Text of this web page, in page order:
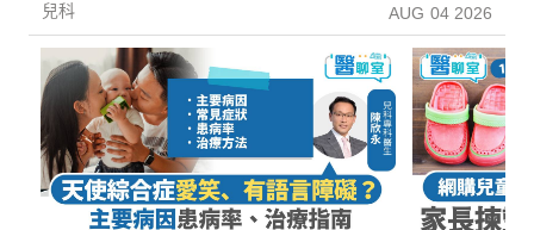
兒科 AUG 04 2026